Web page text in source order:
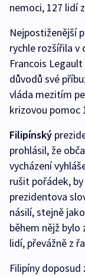
nemoci, 127 lidí
Nejpostiženější
rychle rozšířila v
Francois
důvodů své
vláda mezitím
krizovou pomoc
Filipínský
prohlásil, že
vycházení
rušit pořádek,
prezidentova
násilí, stejně
během nějž
lidí, převážně z
Filipíny doposud